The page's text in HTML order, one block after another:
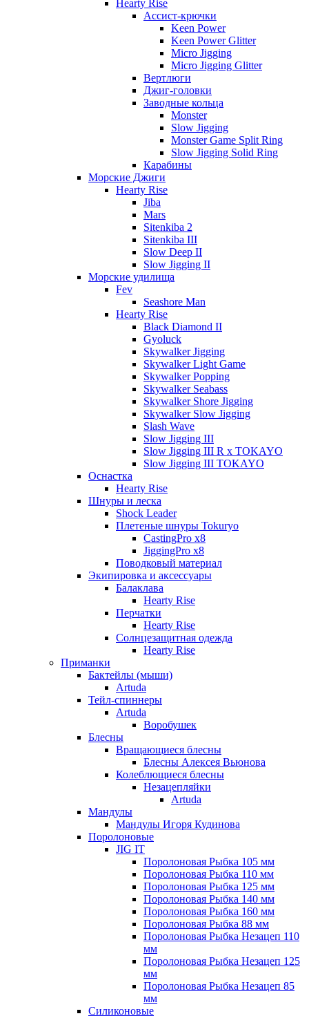
Hearty Rise
Ассист-крючки
Keen Power
Keen Power Glitter
Micro Jigging
Micro Jigging Glitter
Вертлюги
Джиг-головки
Заводные кольца
Monster
Slow Jigging
Monster Game Split Ring
Slow Jigging Solid Ring
Карабины
Морские Джиги
Hearty Rise
Jiba
Mars
Sitenkiba 2
Sitenkiba III
Slow Deep II
Slow Jigging II
Морские удилища
Fev
Seashore Man
Hearty Rise
Black Diamond II
Gyoluck
Skywalker Jigging
Skywalker Light Game
Skywalker Popping
Skywalker Seabass
Skywalker Shore Jigging
Skywalker Slow Jigging
Slash Wave
Slow Jigging III
Slow Jigging III R x TOKAYO
Slow Jigging III TOKAYO
Оснастка
Hearty Rise
Шнуры и леска
Shock Leader
Плетеные шнуры Tokuryo
CastingPro x8
JiggingPro x8
Поводковый материал
Экипировка и аксессуары
Балаклава
Hearty Rise
Перчатки
Hearty Rise
Солнцезащитная одежда
Hearty Rise
Приманки
Бактейлы (мыши)
Artuda
Тейл-спиннеры
Artuda
Воробушек
Блесны
Вращающиеся блесны
Блесны Алексея Вьюнова
Колеблющиеся блесны
Незацепляйки
Artuda
Мандулы
Мандулы Игоря Кудинова
Поролоновые
JIG IT
Поролоновая Рыбка 105 мм
Поролоновая Рыбка 110 мм
Поролоновая Рыбка 125 мм
Поролоновая Рыбка 140 мм
Поролоновая Рыбка 160 мм
Поролоновая Рыбка 88 мм
Поролоновая Рыбка Незацеп 110
мм
Поролоновая Рыбка Незацеп 125
мм
Поролоновая Рыбка Незацеп 85
мм
Силиконовые